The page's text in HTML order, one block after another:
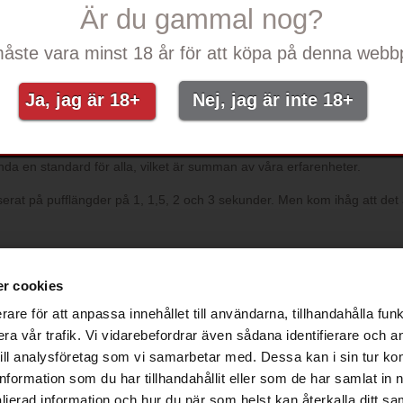
cookies
för att anpassa innehållet till användarna, tillhandahålla
vår trafik. Vi vidarebefordrar även sådana identifierare och
analysföretag som vi samarbetar med. Dessa kan i sin tur
som du har tillhandahållit eller som de har samlat in
eftersom det är det som räknas. Vi testar även med en
serie identiska puffar, något som en människa inte kan göra.
cigarettillverkare. Därifrån är det bara att räkna ut matematiken.
– och 1 sekund är nästan vad alla använder i sin
eget sätt, är det mycket svårt att säga exakt hur många puffar du
en standard för alla, vilket är summan av våra erfarenheter.
på pufflängder på 1, 1,5, 2 och 3 sekunder. Men kom ihåg att
Kontakta Ezee
Om Ezee
Blog
Produktguider
Nikotininformation
Felsökningsguide
Birkerød Kongevej 137F
3460 Birkerød
Denmark
VAT-/company no.: DK36938110
Är du gammal nog?
vara minst 18 år för att köpa på denna
Ja, jag är 18+ Nej, jag är inte 18+